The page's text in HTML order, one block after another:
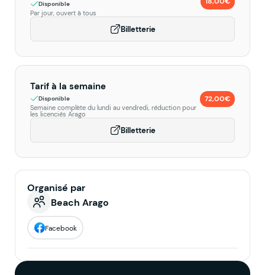
Disponible
Par jour, ouvert à tous
Billetterie
Tarif à la semaine
Disponible
Semaine complète du lundi au vendredi, réduction pour
les licenciés Arago
72,00€
Billetterie
Organisé par
Beach Arago
Facebook